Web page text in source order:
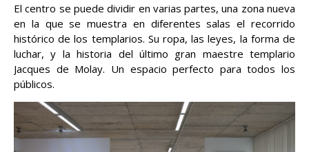
El centro se puede dividir en varias partes, una zona nueva
en la que se muestra en diferentes salas el recorrido
histórico de los templarios. Su ropa, las leyes, la forma de
luchar, y la historia del último gran maestre templario
Jacques de Molay. Un espacio perfecto para todos los
públicos.